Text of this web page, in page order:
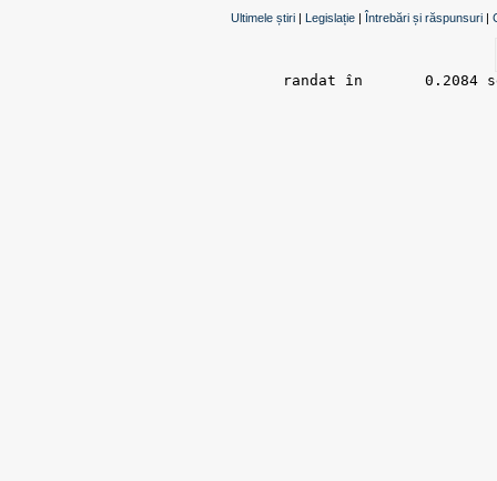
Ultimele știri | Legislație | Întrebări și răspunsuri |
randat în